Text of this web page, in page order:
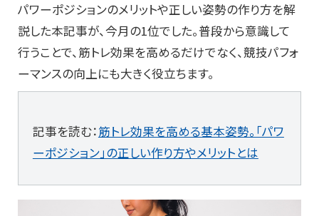
パワーポジションのメリットや正しい姿勢の作り方を解
説した本記事が、今月の1位でした。普段から意識して
行うことで、筋トレ効果を高めるだけでなく、競技パフォ
ーマンスの向上にも大きく役立ちます。
記事を読む：筋トレ効果を高める基本姿勢。「パワ
ーポジション」の正しい作り方やメリットとは